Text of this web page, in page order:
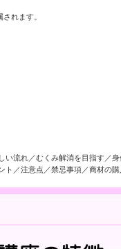
れます。
流れ／むくみ解消を目指す／
／注意点／禁忌事項／商材の